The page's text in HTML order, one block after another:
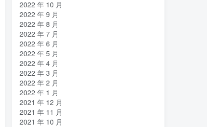
2022 年 10 月
2022 年 9 月
2022 年 8 月
2022 年 7 月
2022 年 6 月
2022 年 5 月
2022 年 4 月
2022 年 3 月
2022 年 2 月
2022 年 1 月
2021 年 12 月
2021 年 11 月
2021 年 10 月